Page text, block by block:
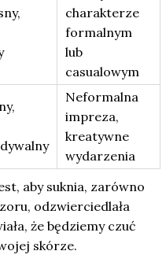
charakterze
formalnym
lub
casualowym
Neformalna
impreza,
kreatywne
wydarzenia
aby suknia, zarówno
odzwierciedlała
że będziemy czuć
skórze.